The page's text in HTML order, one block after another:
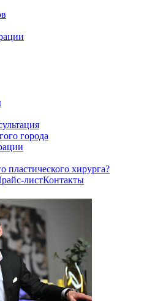
города
пластического хирурга?
листКонтакты